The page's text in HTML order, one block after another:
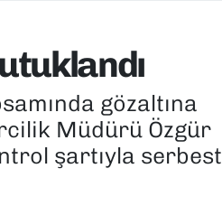
gözaltına
Müdürü Özgür
şartıyla serbest